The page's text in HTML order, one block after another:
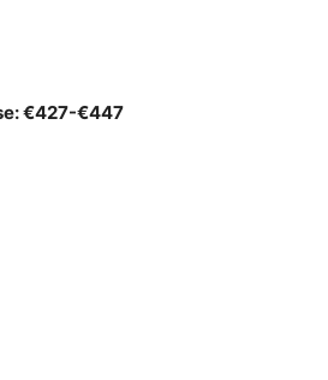
: €427-€447